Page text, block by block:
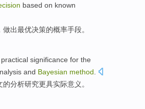
based on known
做出最优决策的概率手段。
practical significance for the
and Bayesian method
的分析研究更具实际意义 。